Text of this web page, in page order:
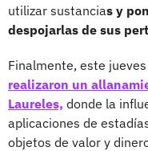
utilizar sustancias y
despojarlas de sus
Finalmente, este
realizaron un
Laureles, donde la
aplicaciones de
objetos de valor y